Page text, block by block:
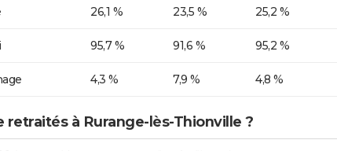
26,1 % 23,5 % 25,2 %
95,7 % 91,6 % 95,2 %
4,3 % 7,9 % 4,8 %
retraités à Rurange-lès-Thionville ?